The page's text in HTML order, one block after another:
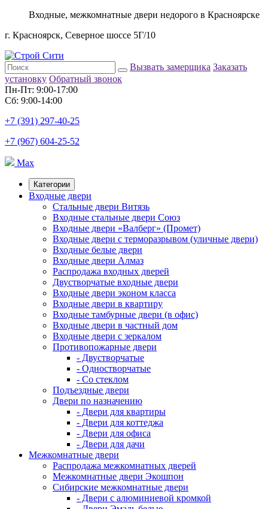
Входные, межкомнатные двери недорого в Красноярске
г. Красноярск, Северное шоссе 5Г/10
Вызвать замерщика Заказать
установку Обратный звонок
Пн-Пт: 9:00-17:00
Сб: 9:00-14:00
+7 (391) 297-40-25
+7 (967) 604-25-52
Max
Категории
Входные двери
Стальные двери Витязь
Входные стальные двери Союз
Входные двери «Валберг» (Промет)
Входные двери с терморазрывом (уличные двери)
Входные белые двери
Входные двери Алмаз
Распродажа входных дверей
Двустворчатые входные двери
Входные двери эконом класса
Входные двери в квартиру
Входные тамбурные двери (в офис)
Входные двери в частный дом
Входные двери с зеркалом
Противопожарные двери
- Двустворчатые
- Одностворчатые
- Со стеклом
Подъездные двери
Двери по назначению
- Двери для квартиры
- Двери для коттеджа
- Двери для офиса
- Двери для дачи
Межкомнатные двери
Распродажа межкомнатных дверей
Межкомнатные двери Экошпон
Сибирские межкомнатные двери
- Двери с алюминиевой кромкой